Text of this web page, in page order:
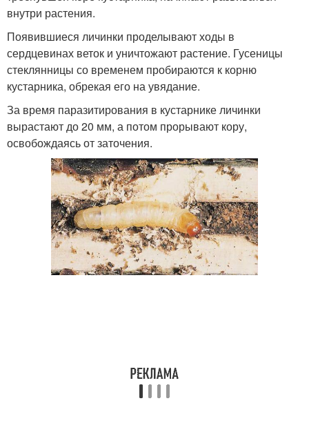
внутри растения.
Появившиеся личинки проделывают ходы в
сердцевинах веток и уничтожают растение. Гусеницы
стеклянницы со временем пробираются к корню
кустарника, обрекая его на увядание.
За время паразитирования в кустарнике личинки
вырастают до 20 мм, а потом прорывают кору,
освобождаясь от заточения.